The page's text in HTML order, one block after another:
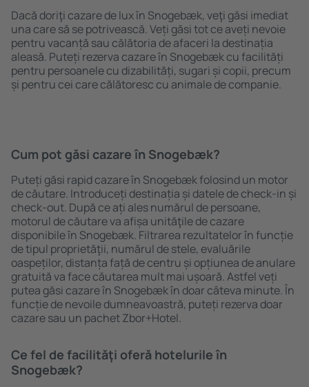
Dacă doriţi cazare de lux în Snogebæk, veţi găsi imediat
una care să se potrivească. Veți găsi tot ce aveți nevoie
pentru vacanță sau călătoria de afaceri la destinația
aleasă. Puteți rezerva cazare în Snogebæk cu facilități
pentru persoanele cu dizabilități, sugari și copii, precum
și pentru cei care călătoresc cu animale de companie.
Cum pot găsi cazare în Snogebæk?
Puteți găsi rapid cazare în Snogebæk folosind un motor
de căutare. Introduceți destinația și datele de check-in și
check-out. După ce ați ales numărul de persoane,
motorul de căutare va afișa unităţile de cazare
disponibile în Snogebæk. Filtrarea rezultatelor în funcție
de tipul proprietăţii, numărul de stele, evaluările
oaspeților, distanța față de centru și opțiunea de anulare
gratuită va face căutarea mult mai ușoară. Astfel veți
putea găsi cazare în Snogebæk în doar câteva minute. În
funcție de nevoile dumneavoastră, puteți rezerva doar
cazare sau un pachet Zbor+Hotel.
Ce fel de facilităţi oferă hotelurile în
Snogebæk?